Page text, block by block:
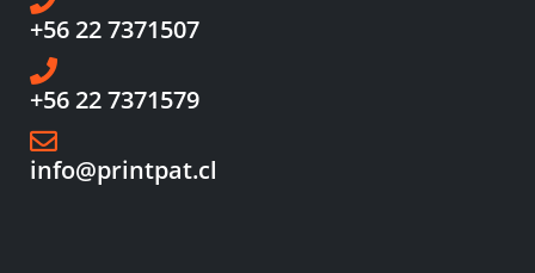
+56 22 7371507
+56 22 7371579
info@printpat.cl